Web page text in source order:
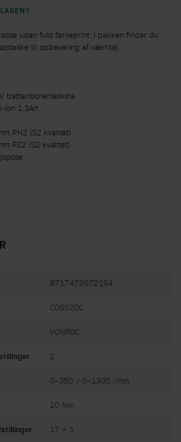
uden fuld farveprint. I pakken finder du
til opbevaring af værktøj.
batteriboremaskine
Ion 1.3Ah
PH2 (S2 kvalitet)
PZ2 (S2 kvalitet)
8717479072194
CD502DC
VONROC
2
0–350 / 0–1300 /min
20 Nm
17 + 1